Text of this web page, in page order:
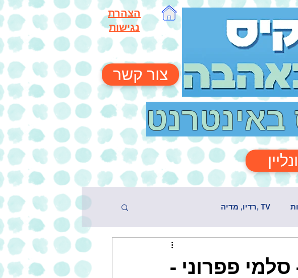
הצהרת
נגישות
צור קשר
באינטרנט
TV ,רדיו, מדיה
פפרוני -